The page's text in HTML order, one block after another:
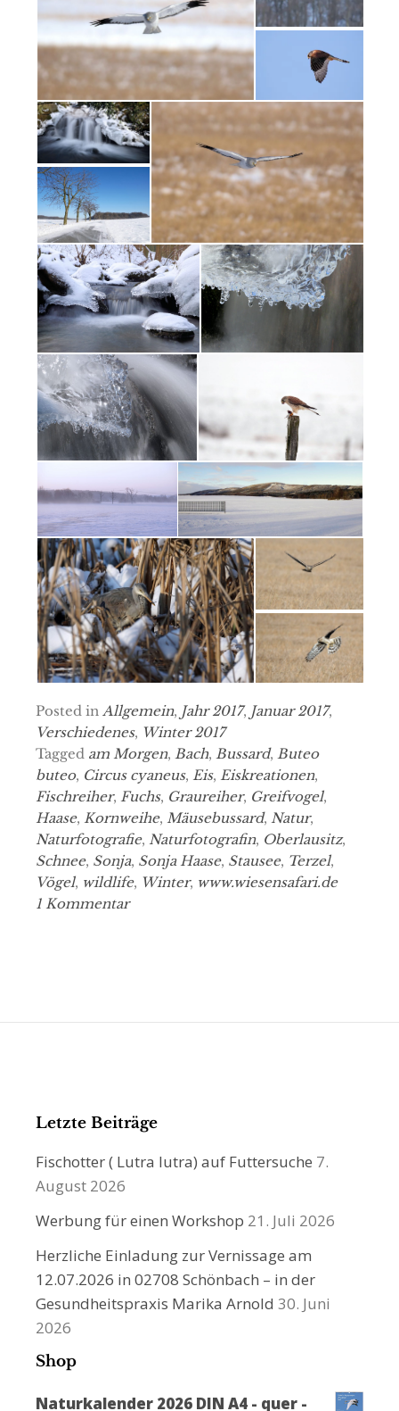
Posted in Allgemein, Jahr 2017, Januar 2017,
Verschiedenes, Winter 2017
Tagged am Morgen, Bach, Bussard, Buteo
buteo, Circus cyaneus, Eis, Eiskreationen,
Fischreiher, Fuchs, Graureiher, Greifvogel,
Haase, Kornweihe, Mäusebussard, Natur,
Naturfotografie, Naturfotografin, Oberlausitz,
Schnee, Sonja, Sonja Haase, Stausee, Terzel,
Vögel, wildlife, Winter, www.wiesensafari.de
1 Kommentar
Letzte Beiträge
Fischotter ( Lutra lutra) auf Futtersuche 7.
August 2026
Werbung für einen Workshop 21. Juli 2026
Herzliche Einladung zur Vernissage am
12.07.2026 in 02708 Schönbach – in der
Gesundheitspraxis Marika Arnold 30. Juni
2026
Shop
Naturkalender 2026 DIN A4 - quer -